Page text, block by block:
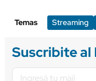
Temas Streaming
Suscribite